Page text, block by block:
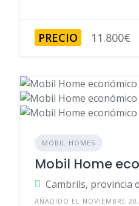
PRECIO 11.800€
MOBIL HOMES
Mobil Home
Cambrils, provincia
AÑADIDO EL NOVIEMBRE